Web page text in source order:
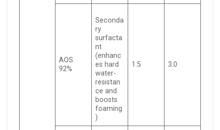
AOS
92%
Seconda
ry
surfacta
nt
(enhanc
es hard
water-
resistan
ce and
boosts
foaming
)
1.5 3.0